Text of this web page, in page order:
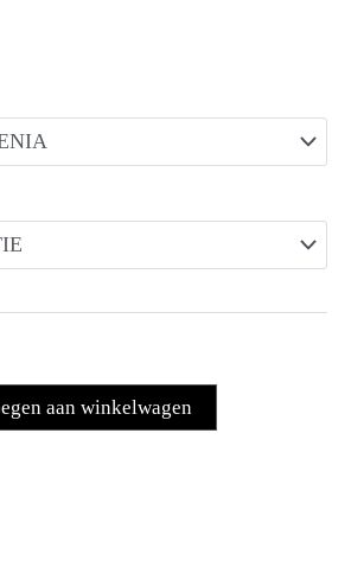
albine orsetto aantal
aan winkelwagen